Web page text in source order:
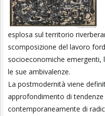
esplosa sul territorio
scomposizione del lavoro
socioeconomiche
le sue ambivalenze.
La postmodernità viene
approfondimento di
contemporaneamente di